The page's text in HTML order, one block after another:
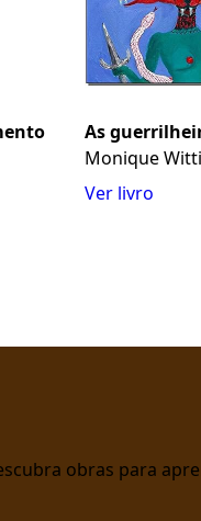
As
Monique
Ver livro
obras para